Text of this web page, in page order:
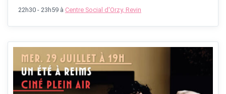
22h30 - 23h59 à Centre Social d'Orzy, Revin